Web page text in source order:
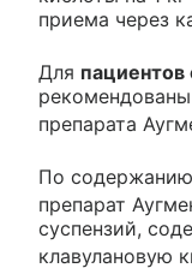
приема через
Для пациентов
препарата
По содержанию
препарат
суспензий,
клавулановую